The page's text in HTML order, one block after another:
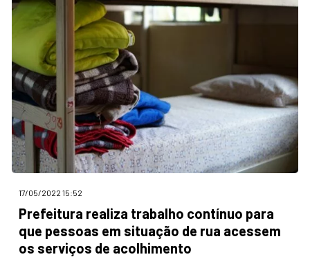
17/05/2022 15:52
Prefeitura realiza trabalho contínuo para
que pessoas em situação de rua acessem
os serviços de acolhimento